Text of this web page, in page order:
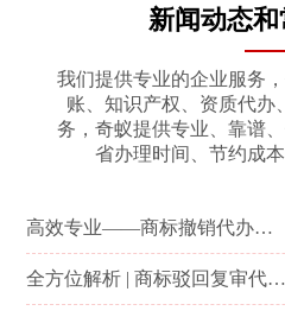
新闻动态
我们提供专业的企业服务
账、知识产权、资质代办
务，奇蚁提供专业、靠谱
省办理时间、节约成
高效专业——商标撤销代办一站式服务解决方案
全方位解析 | 商标驳回复审代办服务